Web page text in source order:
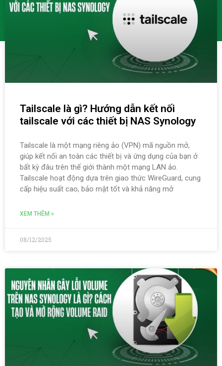
Tailscale là gì? Hướng dẫn kết nối
tailscale với các thiết bị NAS Synology
Tailscale là một mạng riêng ảo (VPN) mã nguồn mở,
giúp kết nối an toàn các thiết bị và ứng dụng của bạn ở
bất kỳ đâu trên thế giới thành một mạng LAN ảo.
Tailscale hoạt động dựa trên giao thức WireGuard, cung
cấp hiệu suất cao, bảo mật tốt và khả năng mở
XEM THÊM »
08/12/2025